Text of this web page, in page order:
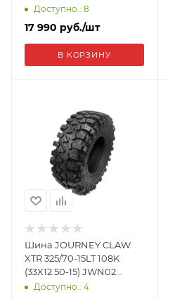
GO 785762
Доступно.: 8
17 990 руб./шт
В КОРЗИНУ
Шина JOURNEY CLAW
XTR 325/70-15LT 108K
(33X12.50-15) JWN02
33X12.50-15
Доступно.: 4